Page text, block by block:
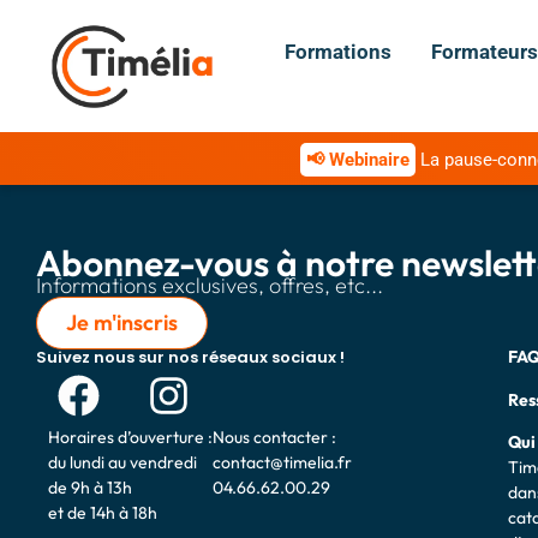
Formations Formateurs
📢 Webinaire La pause-
Abonnez-vous à notre
Informations exclusives, offres, etc...
Je m'inscris
Suivez nous sur nos réseaux sociaux !
Horaires d’ouverture :
du lundi au vendredi
de 9h à 13h
et de 14h à 18h
Nous contacter :
contact@timelia.fr
04.66.62.00.29
Qui